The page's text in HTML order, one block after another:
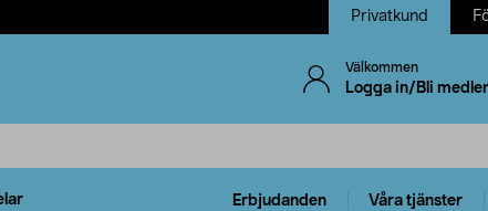
Privatkund
Välkommen
Logga in/Bli
Erbjudanden Våra tjänster